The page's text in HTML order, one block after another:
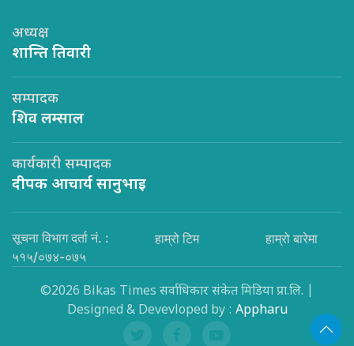
अध्यक्ष
शान्ति तिवारी
सम्पादक
शिव लम्साल
कार्यकारी सम्पादक
दीपक आचार्य सानुभाइ
सूचना विभाग दर्ता नं. :
५१५/०७४-०७५
हाम्रो टिम हाम्रो बारेमा
©2026 Bikas Times सर्वाधिकार संकेत मिडिया प्रा.लि. |
Designed & Devevloped by : Appharu